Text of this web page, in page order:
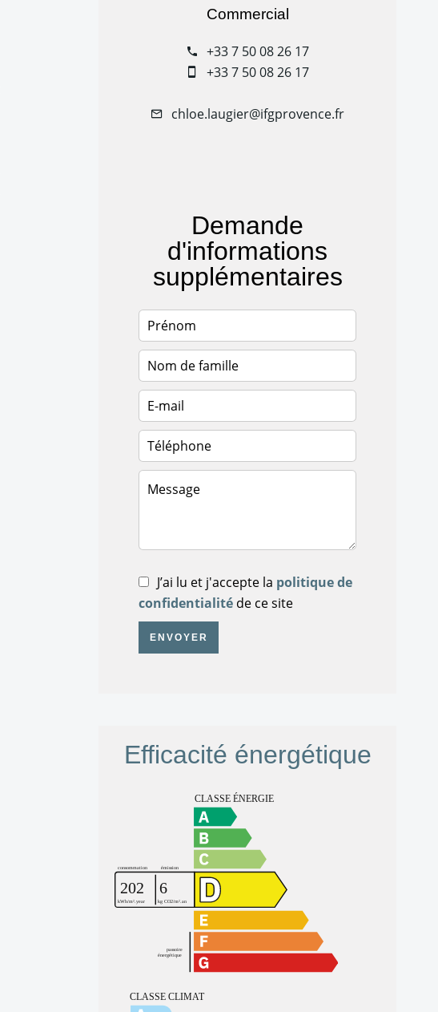
Commercial
+33 7 50 08 26 17
+33 7 50 08 26 17
chloe.laugier@ifgprovence.fr
Demande
d'informations
supplémentaires
J’ai lu et j'accepte la politique de
confidentialité de ce site
ENVOYER
Efficacité énergétique